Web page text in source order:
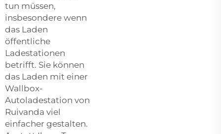
tun müssen,
insbesondere wenn
das Laden
öffentliche
Ladestationen
betrifft. Sie können
das Laden mit einer
Wallbox-
Autoladestation von
Ruivanda viel
einfacher gestalten.